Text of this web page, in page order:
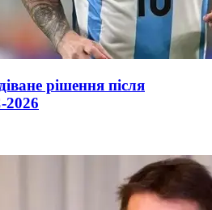
рішення після
2026